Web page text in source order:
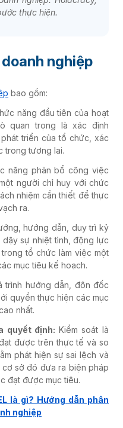
thực hiện.
nghiệp
bao gồm:
năng đầu tiên của hoạt
quan trọng là xác định
triển của tổ chức, xác
trong tương lai.
năng phân bổ công việc
người chỉ huy với chức
nhiệm cần thiết để thực
ra.
hướng dẫn, duy trì kỷ
sự nhiệt tình, động lực
tổ chức làm việc một
mục tiêu kế hoạch.
trình hướng dẫn, đôn đốc
quyền thực hiện các mục
nhất.
quyết định: Kiểm soát là
được trên thực tế và so
phát hiện sự sai lệch và
sở đó đưa ra biện pháp
đạt được mục tiêu.
là gì? Hướng dẫn phân
nghiệp